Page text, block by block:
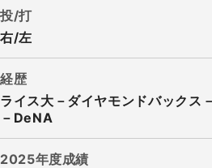
投/打
右/左
経歴
ライス大－ダイヤモンドバックス
－DeNA
2025年度成績